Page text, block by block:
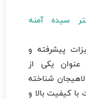
سیده آمنه
پیشرفته و
یکی از
لاهیجان شناخته
کیفیت بالا و